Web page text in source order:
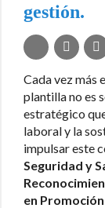
gestión.
Cada vez más
plantilla no es
estratégico
laboral y la
impulsar este
Seguridad y
en